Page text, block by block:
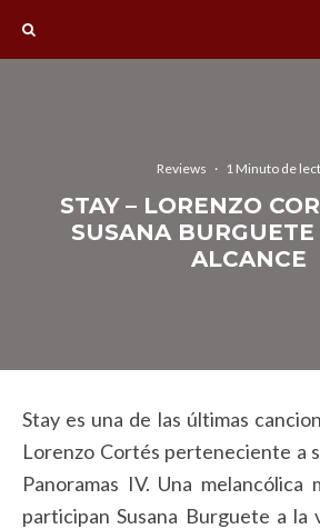
Reviews · 1 Minuto de
STAY – LORENZO
SUSANA BURGUETE
ALCANCE
Stay es una de las últimas
Lorenzo Cortés perteneciente a
Panoramas IV. Una melancólica
participan Susana Burguete a la